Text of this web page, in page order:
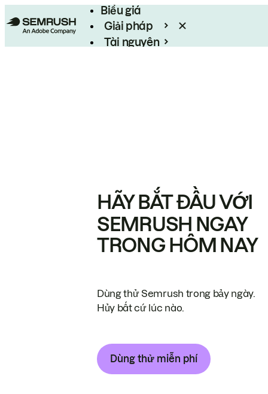
Biểu giá
Giải pháp
Tài nguyên
HÃY BẮT ĐẦU VỚI
SEMRUSH NGAY
TRONG HÔM NAY
Dùng thử Semrush trong bảy ngày.
Hủy bất cứ lúc nào.
Dùng thử miễn phí